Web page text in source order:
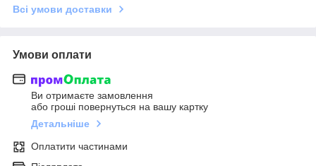
Всі умови доставки
Умови оплати
Ви отримаєте замовлення
або гроші повернуться на вашу картку
Детальніше
Оплатити частинами